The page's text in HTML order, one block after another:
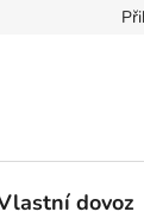
dovoz